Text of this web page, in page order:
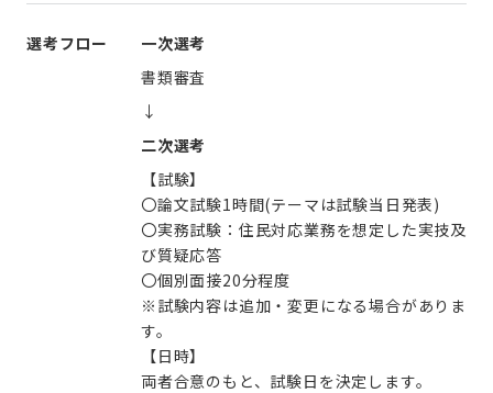
選考フロー
一次選考
書類審査
↓
二次選考
【試験】
〇論文試験1時間(テーマは試験当日発表)
〇実務試験：住民対応業務を想定した実技及
び質疑応答
〇個別面接20分程度
※試験内容は追加・変更になる場合がありま
す。
【日時】
両者合意のもと、試験日を決定します。